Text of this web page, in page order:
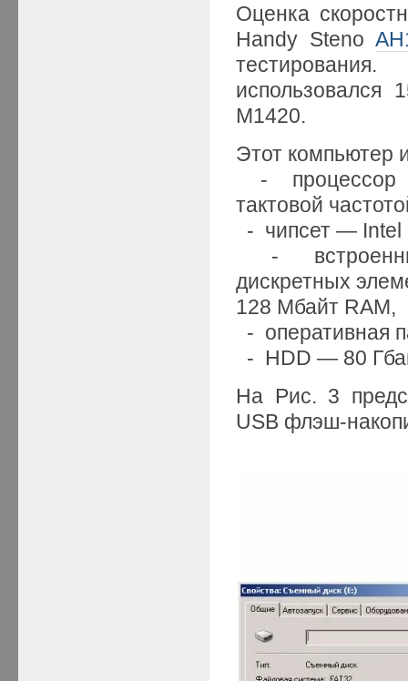
Оценка
Handy Steno
использовался
M1420.
Этот компьютер
- процессор
тактовой
- чипсет — Intel
-
дискретных
128 Мбайт RAM,
- оперативная
- HDD — 80
На Рис. 3
USB флэш-